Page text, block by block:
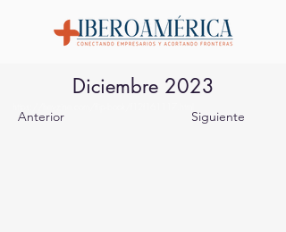
Diciembre 2023
Anterior Siguiente